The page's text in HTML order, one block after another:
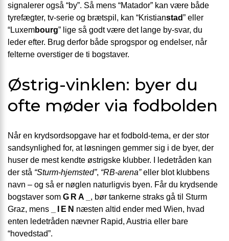
signalerer også “by”. Så mens “Matador” kan være både
tyrefægter, tv-serie og brætspil, kan “Kristianstad” eller
“Luxembourg” lige så godt være det lange by-svar, du
leder efter. Brug derfor både sprogspor og endelser, når
felterne overstiger de ti bogstaver.
Østrig-vinklen: byer du
ofte møder via fodbolden
Når en krydsordsopgave har et fodbold-tema, er der stor
sandsynlighed for, at løsningen gemmer sig i de byer, der
huser de mest kendte østrigske klubber. I ledetråden kan
der stå “Sturm-hjemsted”, “RB-arena”eller blot klubbens
navn – og så er nøglen naturligvis byen. Får du krydsende
bogstaver som G R A _ , bør tankerne straks gå til Sturm
Graz, mens
_ I E N næsten altid ender med Wien, hvad
enten ledetråden nævner Rapid, Austria eller bare
“hovedstad”.